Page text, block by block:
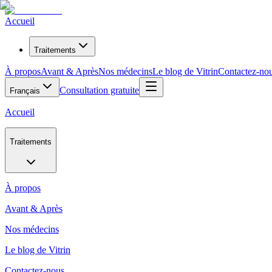
Accueil
Traitements
À proposAvant & AprèsNos médecinsLe blog de VitrinContactez-
Français Consultation gratuite
Accueil
Traitements
À propos
Avant & Après
Nos médecins
Le blog de Vitrin